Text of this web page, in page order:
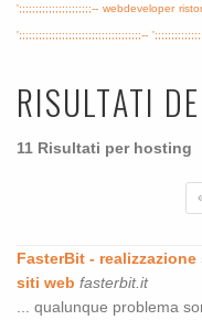
';;;;;;;;;;;;;;;;;;;;;;-- webdeveloper
';;;;;;;;;;;;;;;;;;;;;;;;;;;;;;;;;;;;;--
RISULTATI
11 Risultati per hosting
FasterBit -
siti web fasterbit.it
... qualunque problema